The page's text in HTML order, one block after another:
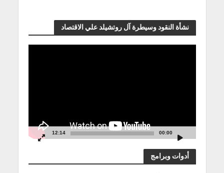
نشأة النقود وسيطرة آل روتشيلد علي الاقتصاد
00:00
12:14
أدوات وبرامج